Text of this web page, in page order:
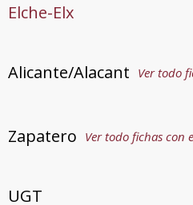
Elche-Elx
Alicante/Alacant Ver todo
Zapatero Ver todo fichas con
UGT